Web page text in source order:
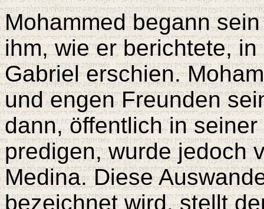
Mohammed begann
ihm, wie er berichtete,
Gabriel erschien.
und engen Freunden
dann, öffentlich in
predigen, wurde jedoch
Medina. Diese
bezeichnet wird, stellt